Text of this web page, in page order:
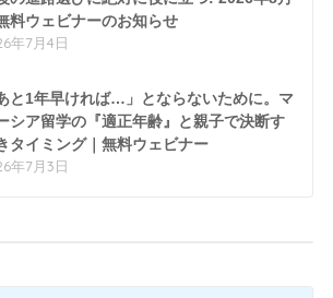
料ウェビナーのお知らせ
年7月4日
あと1年早ければ…」とならないために。マ
シア留学の『適正年齢』と親子で決断す
タイミング｜無料ウェビナー
年7月3日